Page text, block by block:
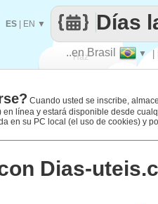
Haz
que
..en Brasil ▼
Días
ES EN ▼
Cuando usted se inscribe,
línea y estará disponible desde
en su PC local (el uso de cookies) y
Dias-